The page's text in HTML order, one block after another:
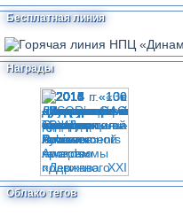
Бесплатная линия
Награды
Облако тегов